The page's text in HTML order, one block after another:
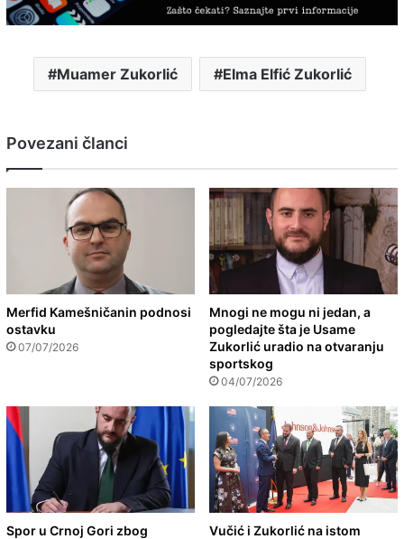
Muamer Zukorlić Elma Elfić Zukorlić
Povezani članci
Merfid Kamešničanin podnosi
ostavku
07/07/2026
Mnogi ne mogu ni jedan, a
pogledajte šta je Usame
Zukorlić uradio na otvaranju
sportskog
04/07/2026
Spor u Crnoj Gori zbog Vučić i Zukorlić na istom